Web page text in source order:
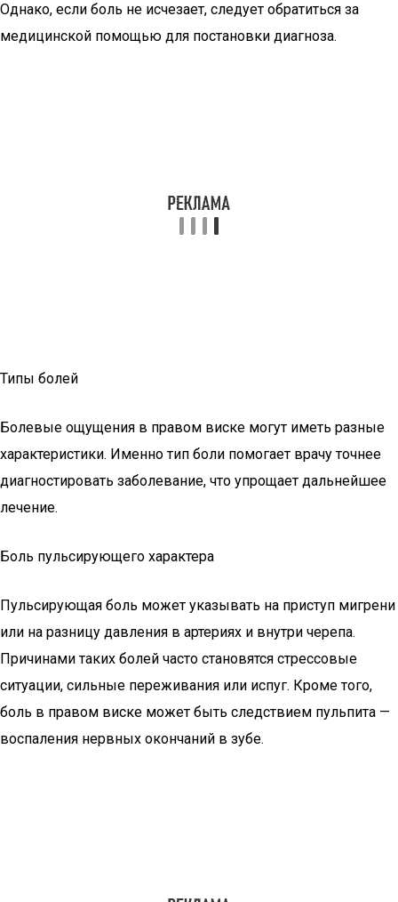
Однако, если боль не исчезает, следует обратиться за
медицинской помощью для постановки диагноза.
Типы болей
Болевые ощущения в правом виске могут иметь разные
характеристики. Именно тип боли помогает врачу точнее
диагностировать заболевание, что упрощает дальнейшее
лечение.
Боль пульсирующего характера
Пульсирующая боль может указывать на приступ мигрени
или на разницу давления в артериях и внутри черепа.
Причинами таких болей часто становятся стрессовые
ситуации, сильные переживания или испуг. Кроме того,
боль в правом виске может быть следствием пульпита —
воспаления нервных окончаний в зубе.